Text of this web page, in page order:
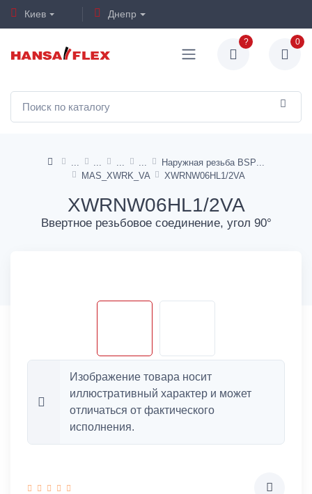
Киев Днепр
? 0
Наружная резьба BSP
MAS_XWRK_VA
XWRNW06HL1/2VA
XWRNW06HL1/2VA
Ввертное резьбовое соединение, угол 90°
Изображение товара носит
иллюстративный характер и может
отличаться от фактического
исполнения.